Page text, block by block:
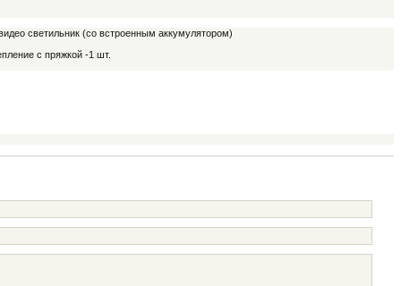
светильник (со встроенным аккумулятором)
с пряжкой -1 шт.